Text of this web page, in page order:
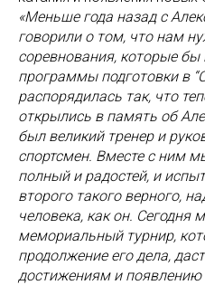
«Меньше года назад с
говорили о том, что нам
соревнования, которые бы
программы подготовки в
распорядилась так, что
открылись в память об
был великий тренер и
спортсмен. Вместе с ним
полный и радостей, и
второго такого верного,
человека, как он. Сегодня
мемориальный турнир,
продолжение его дела,
достижениям и